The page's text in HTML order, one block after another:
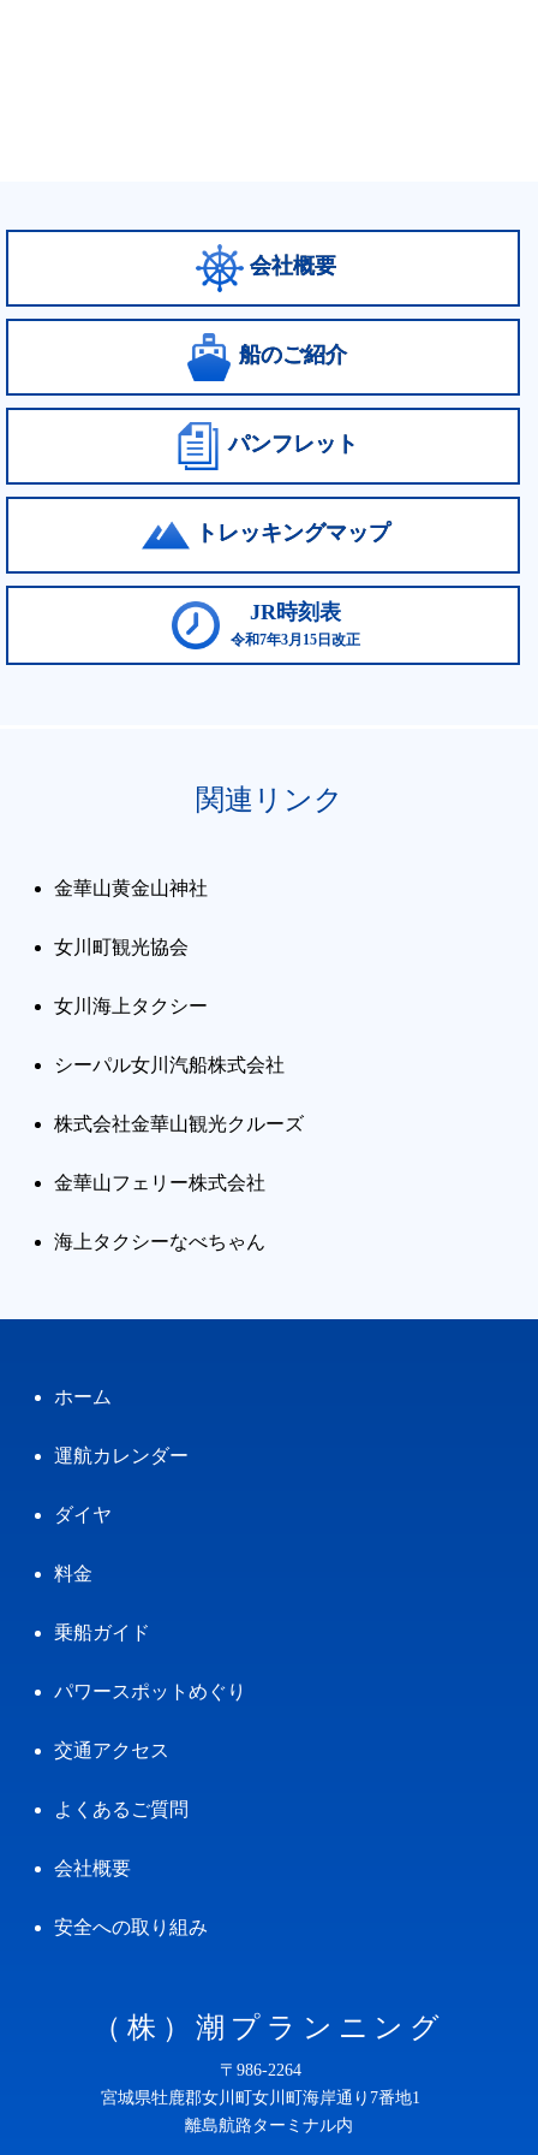
会社概要
船のご紹介
パンフレット
トレッキングマップ
JR時刻表
令和7年3月15日改正
関連リンク
金華山黄金山神社
女川町観光協会
女川海上タクシー
シーパル女川汽船株式会社
株式会社金華山観光クルーズ
金華山フェリー株式会社
海上タクシーなべちゃん
ホーム
運航カレンダー
ダイヤ
料金
乗船ガイド
パワースポットめぐり
交通アクセス
よくあるご質問
会社概要
安全への取り組み
（株）潮プランニング
〒986-2264
宮城県牡鹿郡女川町女川町海岸通り7番地1
離島航路ターミナル内